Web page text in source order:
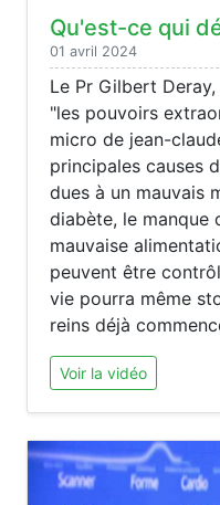
Qu'est-ce qui
01 avril 2024
Le Pr Gilbert
"les pouvoirs
micro de jean-
principales causes
dues à un mauvais
diabète, le manque
mauvaise
peuvent être
vie pourra même
reins déjà
Voir la vidéo